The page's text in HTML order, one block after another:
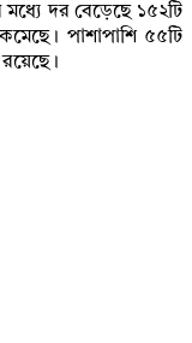
দর বেড়েছে ১৫২টি
পাশাপাশি ৫৫টি